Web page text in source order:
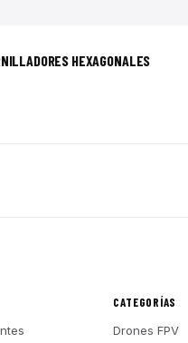
HEXAGONALES
CATEGORÍAS
Drones FPV